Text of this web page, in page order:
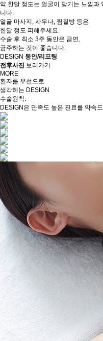
약 한달 정도는 얼굴이 당기는 느낌과
니다.
얼굴 마사지, 사우나, 찜질방 등은
한달 정도 피해주세요.
수술 후 최소 3주 동안은 금연,
금주하는 것이 좋습니다.
DESIGN 동안/리프팅
전후사진 보러가기
MORE
환자를 우선으로
생각하는 DESIGN
수술원칙.
DESIGN은 만족도 높은 진료를 약속